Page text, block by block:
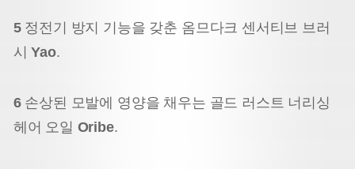
5 정전기 방지 기능을 갖춘 옴므다크 센서티브 브러
시Yao.
6 손상된 모발에 영양을 채우는 골드 러스트 너리싱
헤어 오일 Oribe.